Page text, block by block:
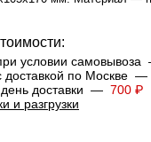
условии
доставкой по Москве
день доставки — 700 ₽
и разгрузки